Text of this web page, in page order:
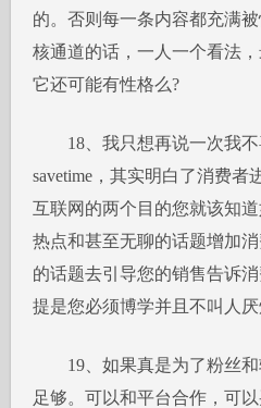
的。否则每一条内容都充满
核通道的话，一人一个看法
它还可能有性格么?
18、我只想再说一次我不
savetime，其实明白了消费者
互联网的两个目的您就该知
热点和甚至无聊的话题增加
的话题去引导您的销售告诉
提是您必须博学并且不叫人厌
19、如果真是为了粉丝和
足够。可以和平台合作，可